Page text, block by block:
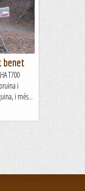
benet
T700
i
i més...